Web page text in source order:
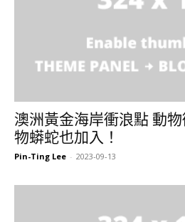
澳洲黃金海岸衝浪點 動
物蟒蛇也加入！
Pin-Ting Lee - 2023-09-13